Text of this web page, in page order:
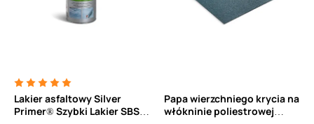
Lakier asfaltowy Silver
Primer® Szybki Lakier SBS z
Papa wierzchniego krycia na
włókninie poliestrowej